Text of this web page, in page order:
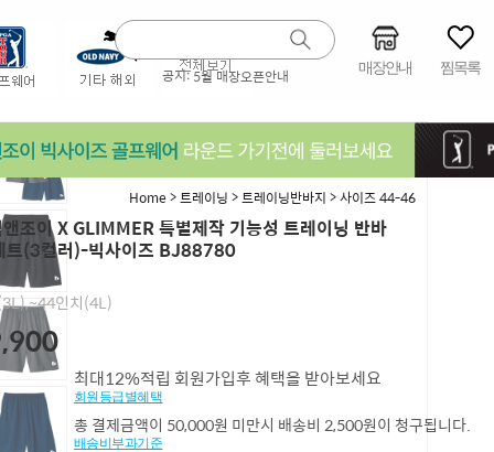
공지:5월 매장오픈안내 매장안내 찜목록
Home>트레이닝 >트레이닝반바지 >사이즈 44-46
조이 X GLIMMER 특별제작 기능성 트레이닝 반바
트(3컬러)-빅사이즈 BJ88780
인치(4L)
최대12%적립 회원가입후 혜택을 받아보세요
회원등급별혜택
총 결제금액이 50,000원 미만시 배송비 2,500원이 청구됩니다.
배송비부과기준